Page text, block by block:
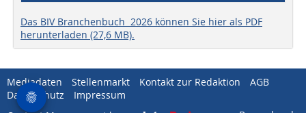
Das BIV Branchenbuch 2026 können Sie hier als PDF
herunterladen (27,6 MB).
Mediadaten Stellenmarkt Kontakt zur Redaktion
AGB
Datenschutz
Impressum